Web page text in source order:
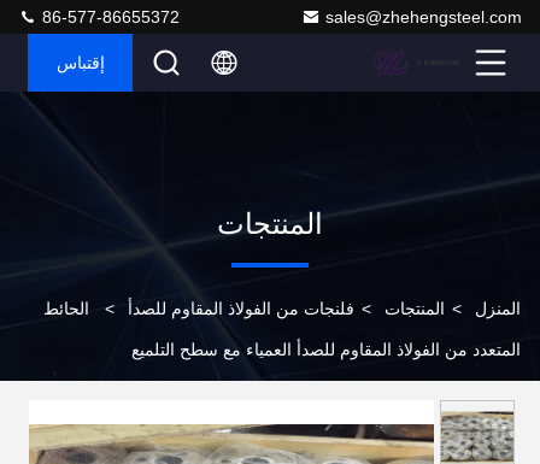
sales@zhehengsteel.com
86-577-86655372
إقتباس
المنتجات
المنزل > المنتجات > فلنجات من الفولاذ المقاوم للصدأ > الحائط
المتعدد من الفولاذ المقاوم للصدأ العمياء مع سطح التلميع